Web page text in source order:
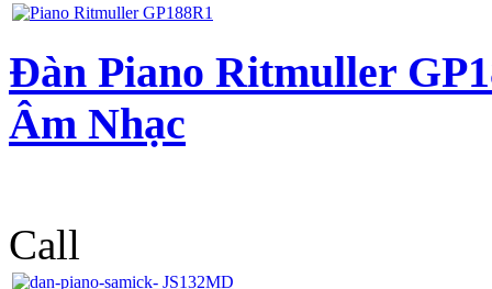
Đàn Piano Ritmuller
Âm Nhạc
Call